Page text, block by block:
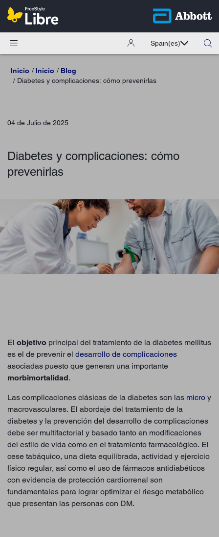
Spain(es)
Inicio Inicio
Blog
Diabetes y complicaciones: cómo prevenirlas
04 de Julio de 2025
Diabetes y complicaciones: cómo
prevenirlas
El objetivo principal del tratamiento de la diabetes mellitus
es el de prevenir el desarrollo de complicaciones
asociadas puesto que generan una importante
morbimortalidad.
Las complicaciones clásicas de la diabetes son las micro y
macrovasculares. El abordaje del tratamiento de la
diabetes y la prevención del desarrollo de complicaciones
debe ser multifactorial y basado tanto en modificaciones
del estilo de vida como en el tratamiento farmacológico. El
cese tabáquico, una dieta equilibrada, actividad y ejercicio
físico regular, así como el uso de fármacos antidiabéticos
con evidencia de protección cardiorrenal son
fundamentales para lograr optimizar el riesgo metabólico
que presentan las personas con DM.